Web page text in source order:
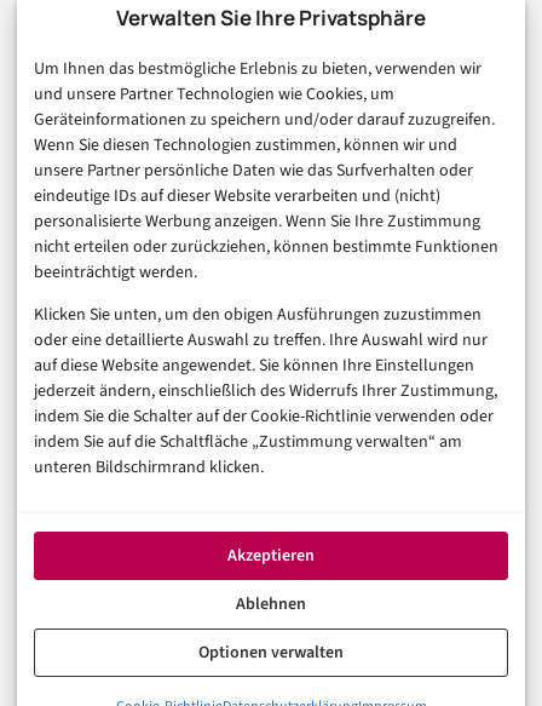
Verwalten Sie Ihre Privatsphäre
Um Ihnen das bestmögliche Erlebnis zu bieten, verwenden wir
und unsere Partner Technologien wie Cookies, um
Geräteinformationen zu speichern und/oder darauf zuzugreifen.
Wenn Sie diesen Technologien zustimmen, können wir und
unsere Partner persönliche Daten wie das Surfverhalten oder
eindeutige IDs auf dieser Website verarbeiten und (nicht)
personalisierte Werbung anzeigen. Wenn Sie Ihre Zustimmung
nicht erteilen oder zurückziehen, können bestimmte Funktionen
beeinträchtigt werden.
Klicken Sie unten, um den obigen Ausführungen zuzustimmen
oder eine detaillierte Auswahl zu treffen. Ihre Auswahl wird nur
auf diese Website angewendet. Sie können Ihre Einstellungen
jederzeit ändern, einschließlich des Widerrufs Ihrer Zustimmung,
indem Sie die Schalter auf der Cookie-Richtlinie verwenden oder
indem Sie auf die Schaltfläche „Zustimmung verwalten“ am
unteren Bildschirmrand klicken.
Akzeptieren
Ablehnen
Optionen verwalten
Technologie & IT
Consumer & Digital Life
Marketing
Finanzen & FinTech
Business & Karriere
Sicherheit & Recht
Digitalisierung
Marketing
Magazin
Unsere Redaktion
Werbeformate & Media Kit
Rechtliches
Datenschutzerklärung (EU)
Cookie-Richtlinie (EU)